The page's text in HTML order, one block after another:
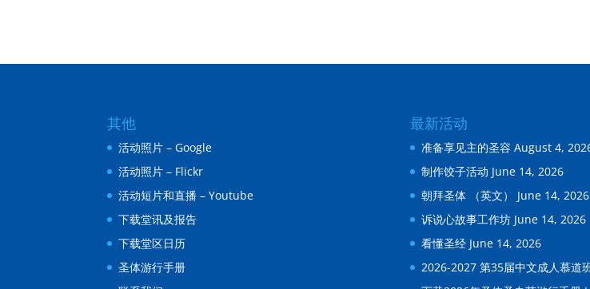
其他
活动照片 – Google
活动照片 – Flickr
活动短片和直播 – Youtube
下载堂讯及报告
下载堂区日历
圣体游行手册
最新活动
准备享见主的圣容 August 4,
制作饺子活动 June 14, 2026
朝拜圣体 （英文）
June 14, 2026
诉说心故事工作坊 June 14, 2026
看懂圣经 June 14, 2026
2026-2027 第35届中文成人慕道